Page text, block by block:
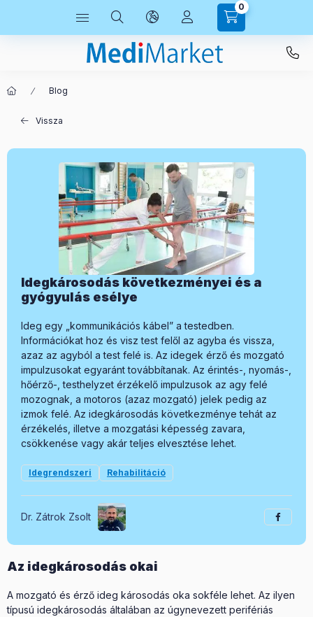
0
Blog
Vissza
Idegkárosodás következményei és a
gyógyulás esélye
Ideg egy „kommunikációs kábel” a testedben.
Információkat hoz és visz test felől az agyba és vissza,
azaz az agyból a test felé is. Az idegek érző és mozgató
impulzusokat egyaránt továbbítanak. Az érintés-, nyomás-,
hőérző-, testhelyzet érzékelő impulzusok az agy felé
mozognak, a motoros (azaz mozgató) jelek pedig az
izmok felé. Az idegkárosodás következménye tehát az
érzékelés, illetve a mozgatási képesség zavara,
csökkenése vagy akár teljes elvesztése lehet.
Idegrendszeri Rehabilitáció
Dr. Zátrok Zsolt
Az idegkárosodás okai
A mozgató és érző ideg károsodás oka sokféle lehet. Az ilyen
típusú idegkárosodás általában az úgynevezett perifériás